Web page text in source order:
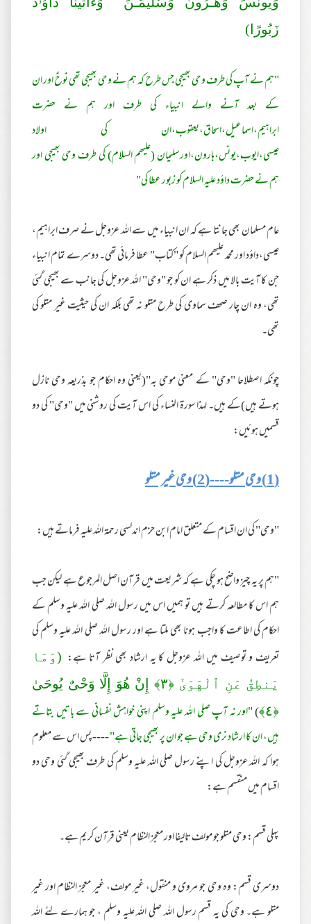
زَبُورً‌ا)
"ہم نے آپ کی طرف وحی بھیجی جس طرح کہ ہم نے وحی بھیجی تھی نوحؑ اور ان
کے بعد آنے والے انبیاء کی طرف اور ہم نے حضرت
ابراہیم،اسماعیل،اسحاق،یعقوب،ان کی اولاد
عیسی،ایوب،یونس،ہارون،اورسلیمان (علیھم السلام) کی طرف وحی بھیجی اور
ہم نے حضرت داؤد علیہ السلام کو زبور عطا کی"
عام مسلمان بھی جانتا ہے کہ ان انبیاء میں سے اللہ عزوجل نے صرف ابراہیم،
عیسی،داؤد اور محمد علیھم السلام کو "کتاب" عطا فرمائی تھی۔ دوسرے تمام انبیاء
جن کا آیت بالا میں ذکر ہے ان کو جو "وحی" اللہ عزوجل کی جانب سے بھیجی گئی
تھی، وہ ان چار صحف سماوی کی طرح متلو نہ تھی بلکہ ان کی حیثیت غیر متلو کی
تھی۔
چونکہ اصطلاحا "وحی" کے معنی موحی بہ"(یعنی وہ احکام جو بذریعہ وحی نازل
ہوتے ہیں)کے ہیں۔ لہذا سورۃ النساء کی اس آیت کی روشنی میں "وحی" کی دو
قسمیں ہوئیں:
(1) وحی متلو----(2) وحی غیر متلو
"وحی" کی ان اقسام کے متعلق امام ابن حزم اندلسی رحمۃ اللہ علیہ فرماتے ہیں:
"ہم پر یہ چیز واضح ہو چکی ہے کہ شریعت میں قرآن اصل المرجوع ہے لیکن جب
ہم اس کا مطالعہ کرتے ہیں تو ہمیں اس میں رسول اللہ صلی اللہ علیہ وسلم کے
احکام کی اطاعت کا واجب ہونا بھی ملتا ہے اور رسول اللہ صلی اللہ علیہ وسلم کی
تعریف و توصیف میں اللہ عزوجل کا یہ ارشاد بھی نظر آتا ہے: (وَمَا
يَنطِقُ عَنِ ٱلْهَوَىٰٓ ﴿٣﴾ إِنْ هُوَ إِلَّا وَحْىٌ يُوحَىٰ
﴿٤﴾
)"اور نہ آپ صلی اللہ علیہ وسلم اپنی خواہش نفسانی سے باتیں بتاتے
ہیں، ان کا ارشاد نری وحی ہے جو ان پر بھیجی جاتی ہے"---- پس اس سے معلوم
ہوا کہ اللہ عزوجل کی اپنے رسول صلی اللہ علیہ وسلم کی طرف بھیجی گئی وحی دو
اقسام میں منقسم ہے:
پہلی قسم: وحی متلو جو مولف تالیفا اور معجز النظام یعنی قرآن کریم ہے۔
دوسری قسم: وہ وحی جو مروی و منقول، غیر مولف، غیر معجز النظام اور غیر
متلو ہے۔ وحی کی یہ قسم رسول اللہ صلی اللہ علیہ وسلم ، جو ہمارے لئے اللہ